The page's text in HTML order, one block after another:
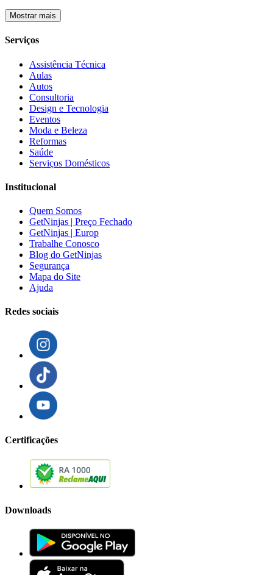
Mostrar mais
Serviços
Assistência Técnica
Aulas
Autos
Consultoria
Design e Tecnologia
Eventos
Moda e Beleza
Reformas
Saúde
Serviços Domésticos
Institucional
Quem Somos
GetNinjas | Preço Fechado
GetNinjas | Europ
Trabalhe Conosco
Blog do GetNinjas
Segurança
Mapa do Site
Ajuda
Redes sociais
Certificações
Downloads